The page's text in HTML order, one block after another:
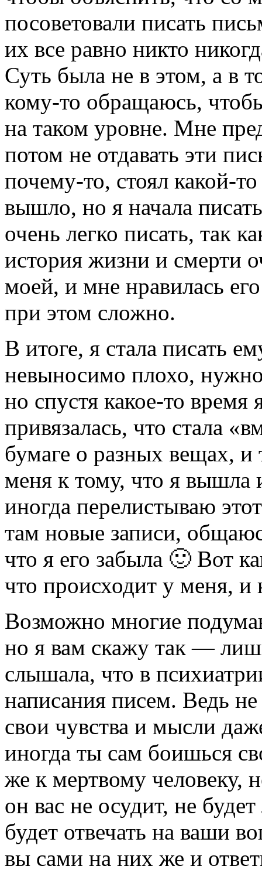
посоветовали писать
их все равно никто
Суть была не в этом, а в
кому-то обращаюсь,
на таком уровне. Мне
потом не отдавать эти
почему-то, стоял какой-
вышло, но я начала
очень легко писать, так
история жизни и смерти
моей, и мне нравилась
при этом сложно.
В итоге, я стала писать
невыносимо плохо,
но спустя какое-то время
привязалась, что стала
бумаге о разных вещах, и
меня к тому, что я вышла
иногда перелистываю
там новые записи,
что я его забыла 🙂 Вот
что происходит у меня, и
Возможно многие
но я вам скажу так —
слышала, что в
написания писем. Ведь не
свои чувства и мысли
иногда ты сам боишься
же к мертвому человеку,
он вас не осудит, не
будет отвечать на ваши
вы сами на них же и